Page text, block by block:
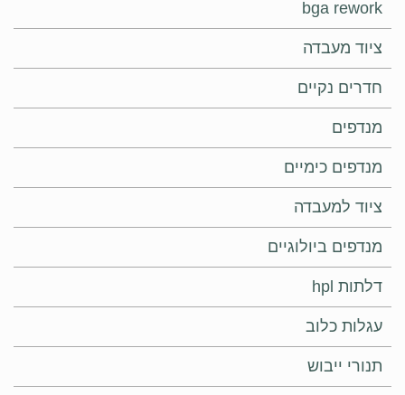
bga rework
ציוד מעבדה
חדרים נקיים
מנדפים
מנדפים כימיים
ציוד למעבדה
מנדפים ביולוגיים
דלתות hpl
עגלות כלוב
תנורי ייבוש